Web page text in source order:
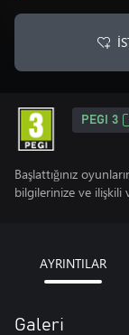
PEGI 3
Başlattığınız
bilgilerinize ve ilişkili
AYRINTILAR
Galeri